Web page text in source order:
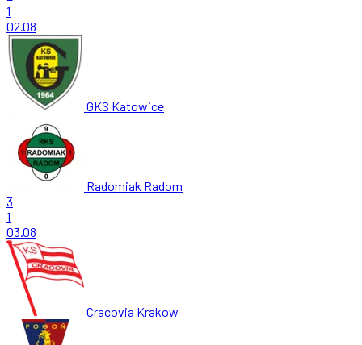
1
02.08
GKS Katowice
Radomiak Radom
3
1
03.08
Cracovia Krakow